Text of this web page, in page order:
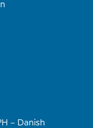
– Danish